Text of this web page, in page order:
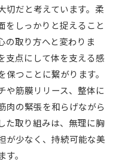
切だと考えています。柔
をしっかりと捉えること
の取り方へと変わりま
支点にして体を支える感
つことに繋がります。
や筋膜リリース、整体に
肉の緊張を和らげながら
た取り組みは、無理に胸
が少なく、持続可能な美
。